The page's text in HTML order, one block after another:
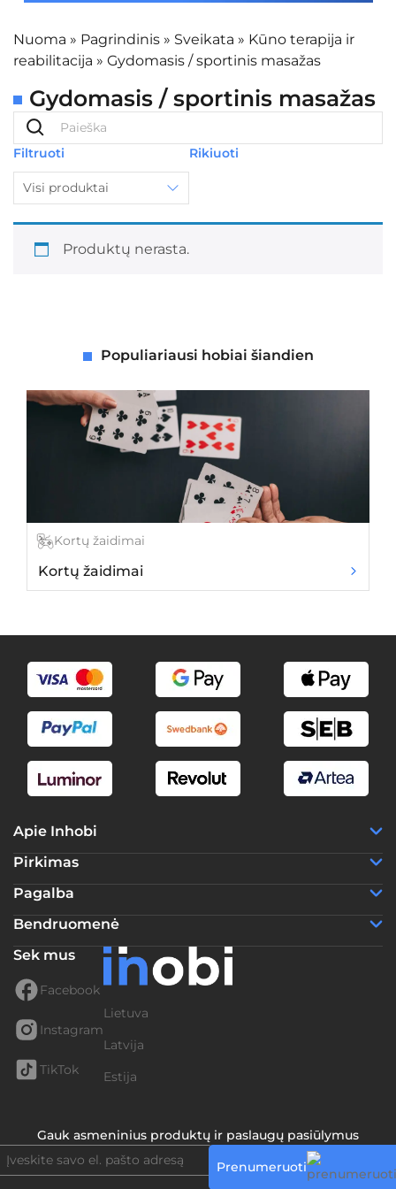
Nuoma » Pagrindinis » Sveikata » Kūno terapija ir
reabilitacija » Gydomasis / sportinis masažas
Gydomasis / sportinis masažas
Filtruoti
Visi produktai
Rikiuoti
Produktų nerasta.
Populiariausi hobiai šiandien
Kortų žaidimai
Kortų žaidimai
Apie Inhobi
Pirkimas
Pagalba
Bendruomenė
Sek mus
Facebook
Instagram
TikTok
Lietuva
Latvija
Estija
Gauk asmeninius produktų ir paslaugų pasiūlymus
Prenumeruoti